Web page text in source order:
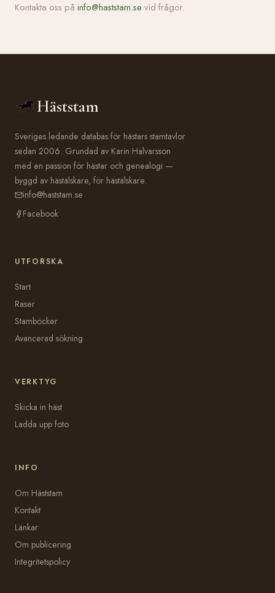
Kontakta oss på info@haststam.se vid frågor.
Häststam
Sveriges ledande databas för hästars stamtavlor
sedan 2006. Grundad av Karin Halvarsson
med en passion för hästar och genealogi —
byggd av hästälskare, för hästälskare.
info@haststam.se
Facebook
UTFORSKA
Start
Raser
Stamböcker
Avancerad sökning
VERKTYG
Skicka in häst
Ladda upp foto
INFO
Om Häststam
Kontakt
Länkar
Om publicering
Integritetspolicy